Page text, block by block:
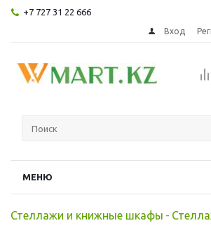
+7 727 31 22 666
Вход
МЕНЮ
Стеллажи и книжные шкафы -